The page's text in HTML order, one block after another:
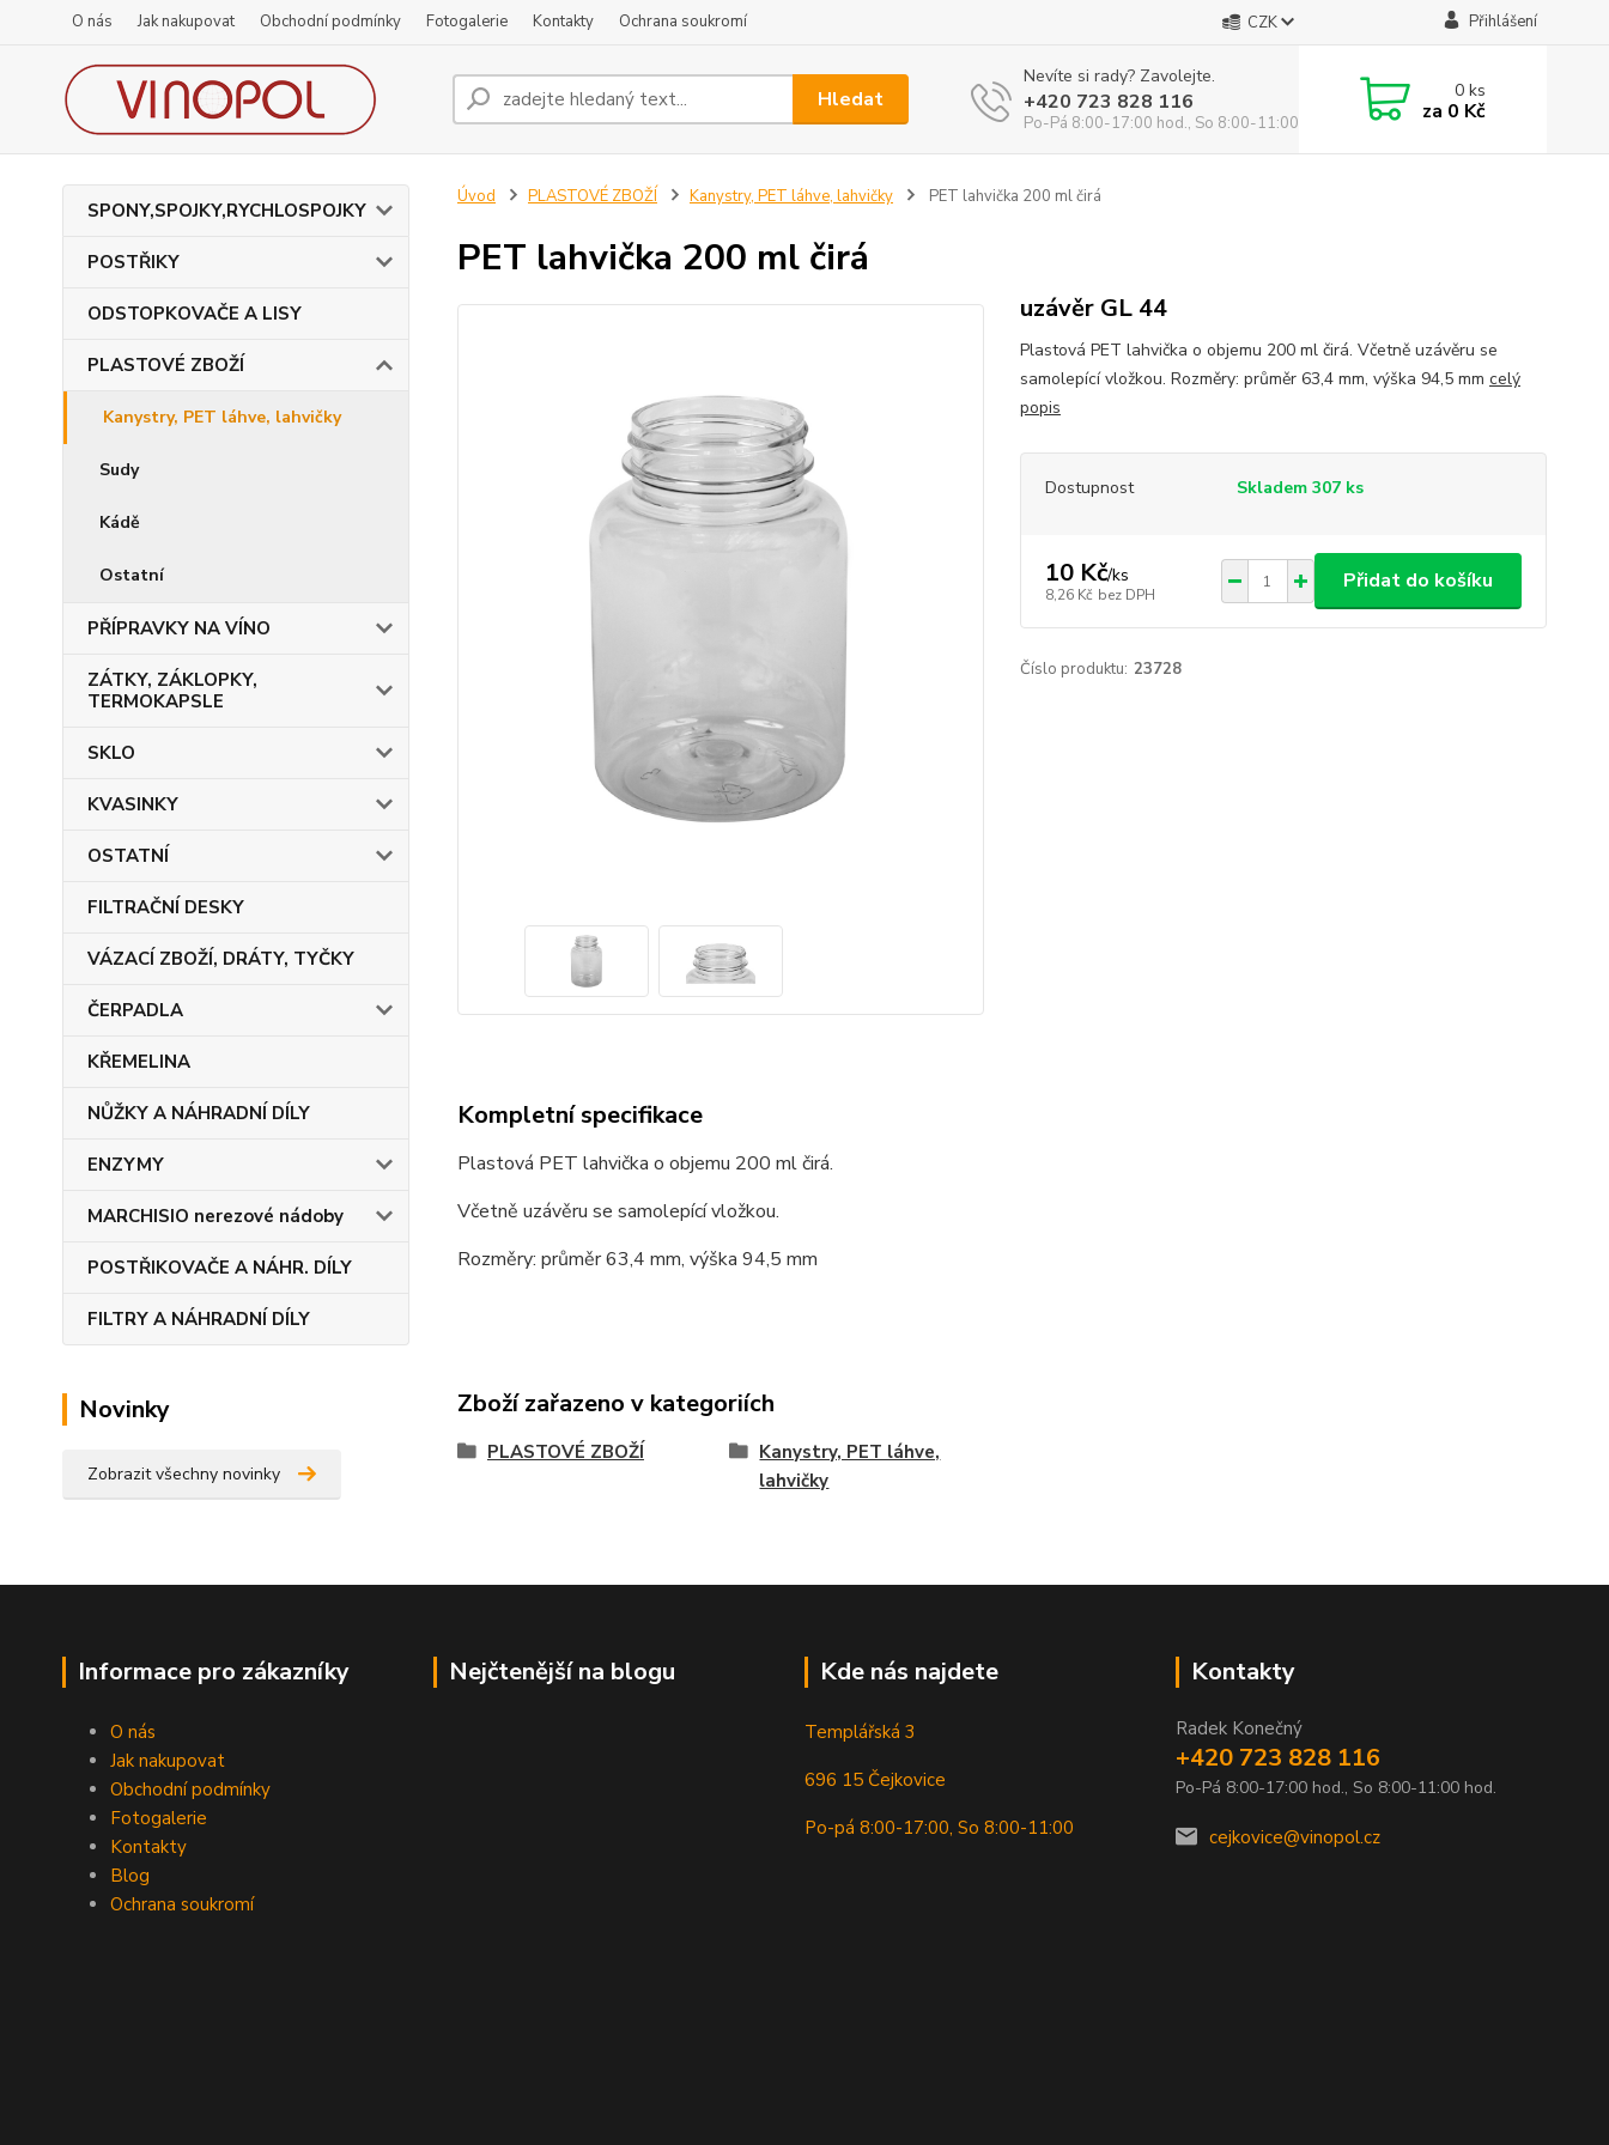
O nás Jak nakupovat Obchodní podmínky Fotogalerie Kontakty Ochrana soukromí CZK Přihlášení
Hledat
Nevíte si rady? Zavolejte.
+420 723 828 116
Po-Pá 8:00-17:00 hod., So 8:00-11:00 hod.
0ks
za 0 Kč
SPONY,SPOJKY,RYCHLOSPOJKY
POSTŘIKY
ODSTOPKOVAČE A LISY
PLASTOVÉ ZBOŽÍ
Kanystry, PET láhve, lahvičky
Sudy
Kádě
Ostatní
PŘÍPRAVKY NA VÍNO
ZÁTKY, ZÁKLOPKY,
TERMOKAPSLE
SKLO
KVASINKY
OSTATNÍ
FILTRAČNÍ DESKY
VÁZACÍ ZBOŽÍ, DRÁTY, TYČKY
ČERPADLA
KŘEMELINA
NŮŽKY A NÁHRADNÍ DÍLY
ENZYMY
MARCHISIO nerezové nádoby
POSTŘIKOVAČE A NÁHR. DÍLY
FILTRY A NÁHRADNÍ DÍLY
Novinky
Zobrazit všechny novinky
Úvod PLASTOVÉ ZBOŽÍ Kanystry, PET láhve, lahvičky PET lahvička 200 ml čirá
PET lahvička 200 ml čirá
uzávěr GL 44
Plastová PET lahvička o objemu 200 ml čirá. Včetně uzávěru se
samolepící vložkou. Rozměry: průměr 63,4 mm, výška 94,5 mm celý
popis
Dostupnost Skladem 307 ks
10 Kč/ks
8,26 Kč bez DPH
Přidat do košíku
Číslo produktu: 23728
Kompletní specifikace
Plastová PET lahvička o objemu 200 ml čirá.
Včetně uzávěru se samolepící vložkou.
Rozměry: průměr 63,4 mm, výška 94,5 mm
Zboží zařazeno v kategoriích
PLASTOVÉ ZBOŽÍ
Kanystry, PET láhve,
lahvičky
Informace pro zákazníky
O nás
Jak nakupovat
Obchodní podmínky
Fotogalerie
Kontakty
Blog
Ochrana soukromí
Nejčtenější na blogu Kde nás najdete
Templářská 3
696 15 Čejkovice
Po-pá 8:00-17:00, So 8:00-11:00
Kontakty
Radek Konečný
+420 723 828 116
Po-Pá 8:00-17:00 hod., So 8:00-11:00 hod.
cejkovice@vinopol.cz